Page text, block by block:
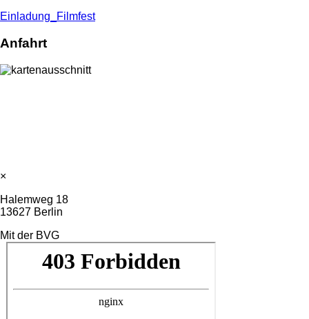
Einladung_Filmfest
Anfahrt
×
Halemweg 18
13627 Berlin
Mit der BVG